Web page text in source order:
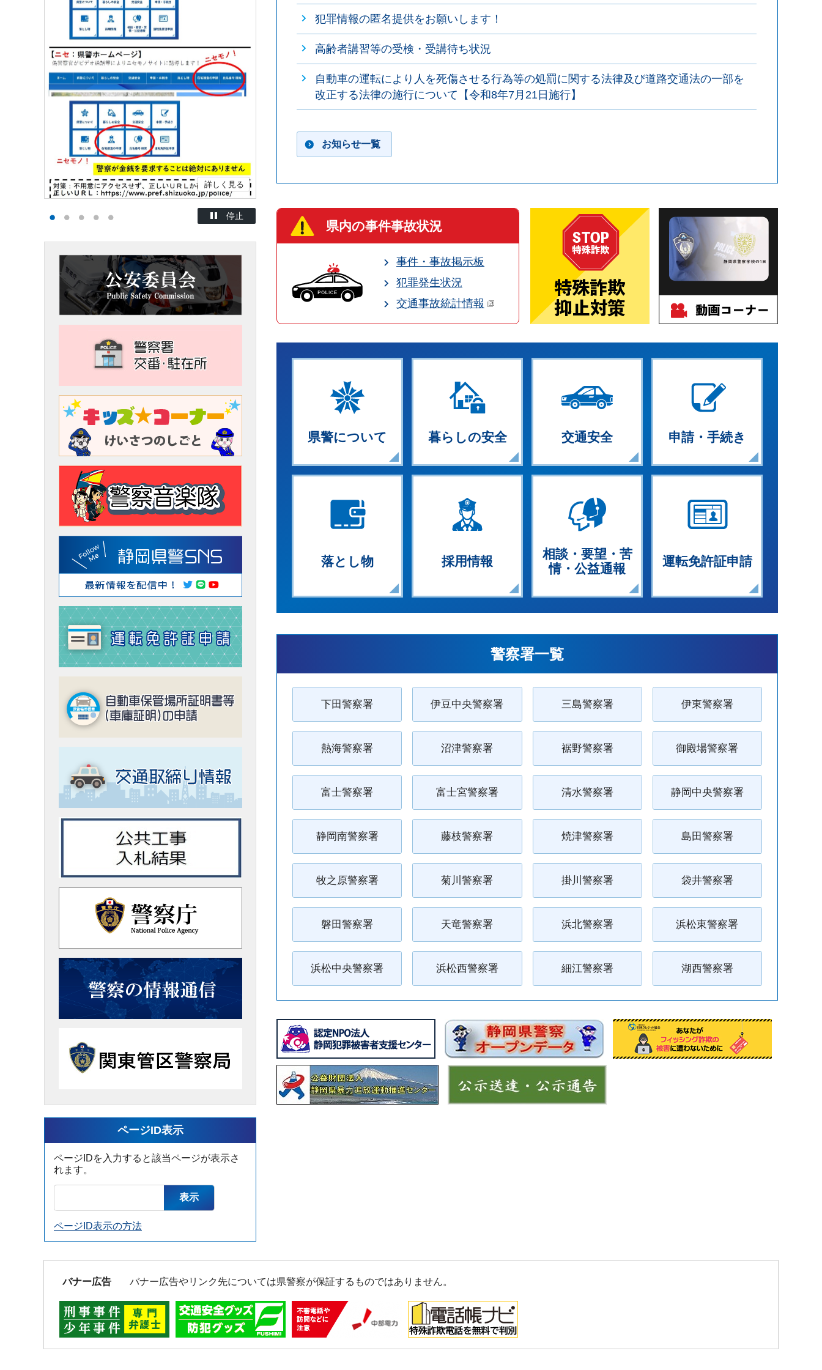
犯罪情報の匿名提供をお願いします！
高齢者講習等の受検・受講待ち状況
自動車の運転により人を死傷させる行為等の処罰に関する法律及び道路交通法の一部を
改正する法律の施行について【令和8年7月21日施行】
お知らせ一覧
県内の事件事故状況
事件・事故掲示板
犯罪発生状況
交通事故統計情報
県警について 暮らしの安全 交通安全 申請・手続き
落とし物 採用情報
相談・要望・苦
情・公益通報
運転免許証申請
警察署一覧
下田警察署 伊豆中央警察署 三島警察署 伊東警察署
熱海警察署 沼津警察署 裾野警察署 御殿場警察署
富士警察署 富士宮警察署 清水警察署 静岡中央警察署
静岡南警察署 藤枝警察署 焼津警察署 島田警察署
牧之原警察署 菊川警察署 掛川警察署 袋井警察署
磐田警察署 天竜警察署 浜北警察署 浜松東警察署
浜松中央警察署 浜松西警察署 細江警察署 湖西警察署
停止
詳しく見る
詳しく見る
ページID表示
ページIDを入力すると該当ページが表示さ
れます。
ページID表示の方法
バナー広告 バナー広告やリンク先については県警察が保証するものではありません。